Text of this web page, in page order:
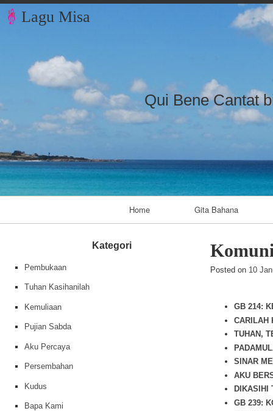
Lagu Misa
Qui Bene Cantat
Home Gita Bahana
Posted on 10
GB 214:
CARILAH
TUHAN,
SINAR
AKU
DIKASIHI
GB 239:
Kategori
Pembukaan
Tuhan Kasihanilah
Kemuliaan
Pujian Sabda
Aku Percaya
Persembahan
Kudus
Bapa Kami